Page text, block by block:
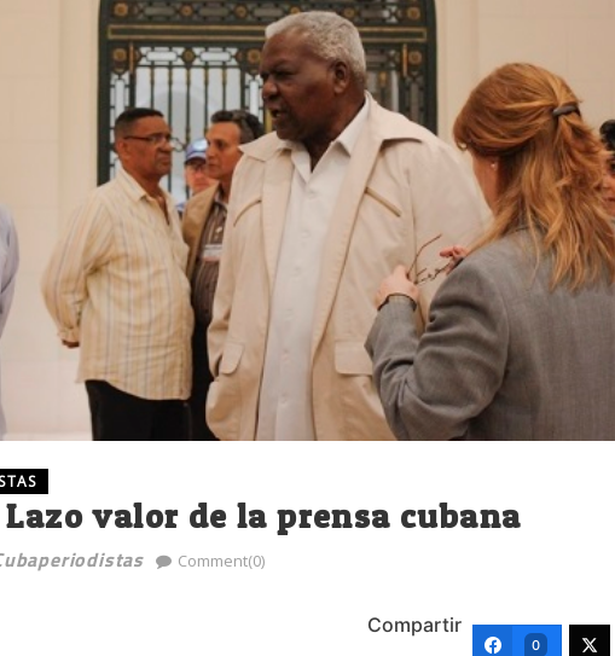
valor de la prensa cubana
Comment(0)
Compartir
0